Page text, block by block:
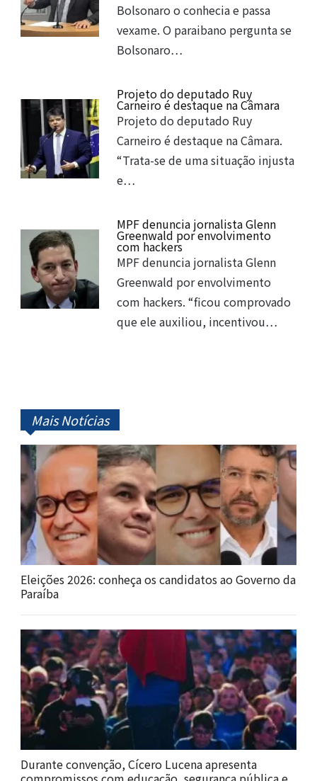
Bolsonaro o conhecia e passa
vexame. O paraibano pergunta se
Bolsonaro…
Projeto do deputado Ruy
Carneiro é destaque na Câmara
Projeto do deputado Ruy
Carneiro é destaque na Câmara.
“Trata-se de uma situação injusta
e…
MPF denuncia jornalista Glenn
Greenwald por envolvimento
com hackers
MPF denuncia jornalista Glenn
Greenwald por envolvimento
com hackers. “ficou comprovado
que ele auxiliou, incentivou…
Mais Notícias
Eleições 2026: conheça os candidatos ao Governo da
Paraíba
Durante convenção, Cícero Lucena apresenta